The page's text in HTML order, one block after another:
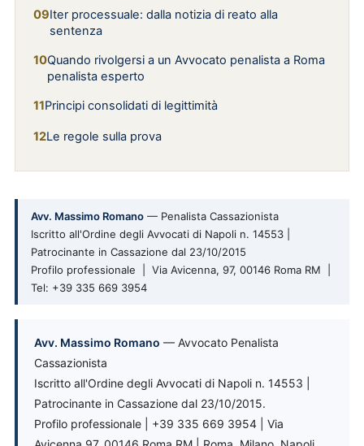
Iter processuale: dalla notizia di reato alla
sentenza
Quando rivolgersi a un Avvocato penalista a Roma
penalista esperto
Principi consolidati di legittimità
Le regole sulla prova
Avv. Massimo Romano — Penalista Cassazionista
Iscritto all'Ordine degli Avvocati di Napoli n. 14553 |
Patrocinante in Cassazione dal 23/10/2015
Profilo professionale | Via Avicenna, 97, 00146 Roma RM |
Tel: +39 335 669 3954
Avv. Massimo Romano — Avvocato Penalista
Cassazionista
Iscritto all'Ordine degli Avvocati di Napoli n. 14553 |
Patrocinante in Cassazione dal 23/10/2015.
Profilo professionale | +39 335 669 3954 | Via